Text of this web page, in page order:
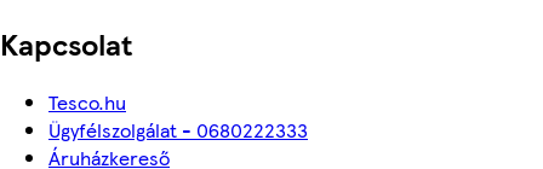
Kapcsolat
Tesco.hu
Ügyfélszolgálat - 0680222333
Áruházkereső